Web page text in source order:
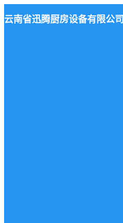
云南省迅腾厨房设备有限公司